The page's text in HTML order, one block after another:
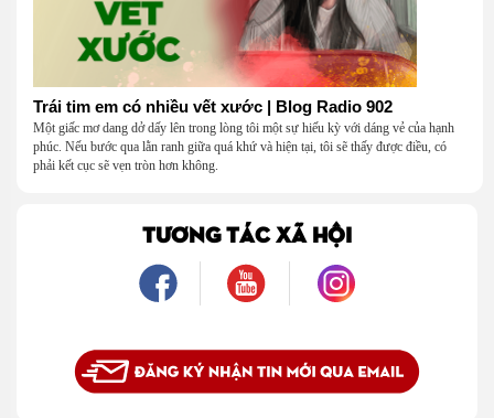
Trái tim em có nhiều vết xước | Blog Radio 902
Một giấc mơ dang dở dấy lên trong lòng tôi một sự hiếu kỳ với dáng vẻ của hạnh
phúc. Nếu bước qua lằn ranh giữa quá khứ và hiện tại, tôi sẽ thấy được điều, có
phải kết cục sẽ vẹn tròn hơn không.
TƯƠNG TÁC XÃ HỘI